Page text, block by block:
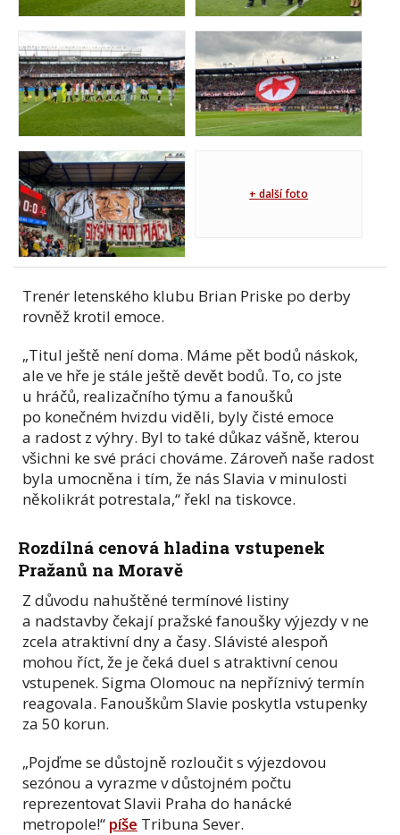
+ další foto
Trenér letenského klubu Brian Priske po derby
rovněž krotil emoce.
„Titul ještě není doma. Máme pět bodů náskok,
ale ve hře je stále ještě devět bodů. To, co jste
u hráčů, realizačního týmu a fanoušků
po konečném hvizdu viděli, byly čisté emoce
a radost z výhry. Byl to také důkaz vášně, kterou
všichni ke své práci chováme. Zároveň naše radost
byla umocněna i tím, že nás Slavia v minulosti
několikrát potrestala,“ řekl na tiskovce.
Rozdílná cenová hladina vstupenek
Pražanů na Moravě
Z důvodu nahuštěné termínové listiny
a nadstavby čekají pražské fanoušky výjezdy v ne
zcela atraktivní dny a časy. Slávisté alespoň
mohou říct, že je čeká duel s atraktivní cenou
vstupenek. Sigma Olomouc na nepříznivý termín
reagovala. Fanouškům Slavie poskytla vstupenky
za 50 korun.
„Pojďme se důstojně rozloučit s výjezdovou
sezónou a vyrazme v důstojném počtu
reprezentovat Slavii Praha do hanácké
metropole!“ píše Tribuna Sever.